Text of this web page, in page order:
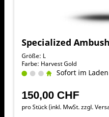
Specialized
Größe: L
Farbe: Harvest Gold
Sofort im
150,00 CHF
pro Stück (inkl. MwSt. zzgl.